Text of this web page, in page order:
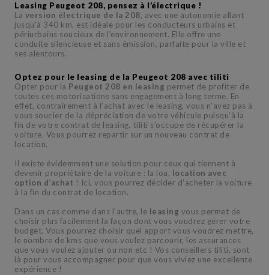
Leasing Peugeot 208, pensez à l’électrique !
La version électrique de la 208, avec une autonomie allant
jusqu'à 340 km, est idéale pour les conducteurs urbains et
périurbains soucieux de l'environnement. Elle offre une
conduite silencieuse et sans émission, parfaite pour la ville et
ses alentours.
Optez pour le leasing de la Peugeot 208 avec tiliti
Opter pour la Peugeot 208 en leasing permet de profiter de
toutes ces motorisations sans engagement à long terme. En
effet, contrairement à l’achat avec le leasing, vous n’avez pas à
vous soucier de la dépréciation de votre véhicule puisqu’à la
fin de votre contrat de leasing, tiliti s’occupe de récupérer la
voiture. Vous pourrez repartir sur un nouveau contrat de
location.
Il existe évidemment une solution pour ceux qui tiennent à
devenir propriétaire de la voiture : la loa, location avec
option d’achat ! Ici, vous pourrez décider d’acheter la voiture
à la fin du contrat de location.
Dans un cas comme dans l’autre, le leasing vous permet de
choisir plus facilement la façon dont vous voudrez gérer votre
budget. Vous pourrez choisir quel apport vous voudrez mettre,
le nombre de kms que vous voulez parcourir, les assurances
que vous voulez ajouter ou non etc ! Vos conseillers tiliti, sont
là pour vous accompagner pour que vous viviez une excellente
expérience !